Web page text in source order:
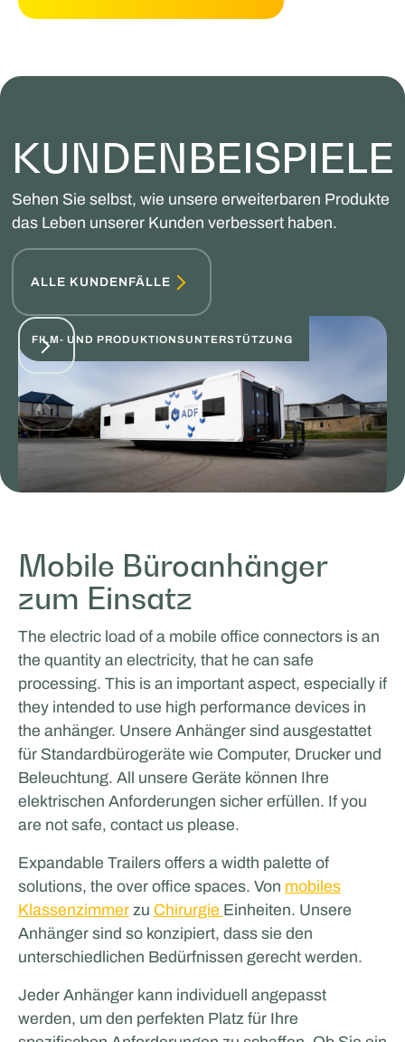
KUNDENBEISPIELE
Sehen Sie selbst, wie unsere erweiterbaren Produkte
das Leben unserer Kunden verbessert haben.
ALLE KUNDENFÄLLE
FILM- UND PRODUKTIONSUNTERSTÜTZUNG
MOBILES ARBEITEN UND LERNEN
Odoo
SPORT- UND GASTGEWERBE
Glenn van Straalen
Mobile Büroanhänger
zum Einsatz
The electric load of a mobile office connectors is an
the quantity an electricity, that he can safe
processing. This is an important aspect, especially if
they intended to use high performance devices in
the anhänger. Unsere Anhänger sind ausgestattet
für Standardbürogeräte wie Computer, Drucker und
Beleuchtung. All unsere Geräte können Ihre
elektrischen Anforderungen sicher erfüllen. If you
are not safe, contact us please.
Expandable Trailers offers a width palette of
solutions, the over office spaces. Von mobiles
Klassenzimmerzu Chirurgie Einheiten. Unsere
Anhänger sind so konzipiert, dass sie den
unterschiedlichen Bedürfnissen gerecht werden.
Jeder Anhänger kann individuell angepasst
werden, um den perfekten Platz für Ihre